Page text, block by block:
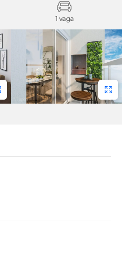
1 vaga